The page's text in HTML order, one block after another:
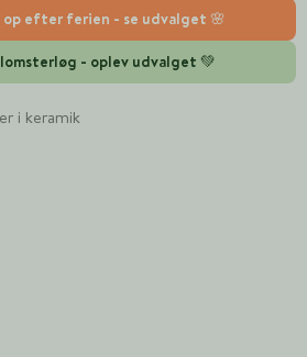
op efter ferien - se udvalget 🌸
- oplev udvalget 💚
i keramik